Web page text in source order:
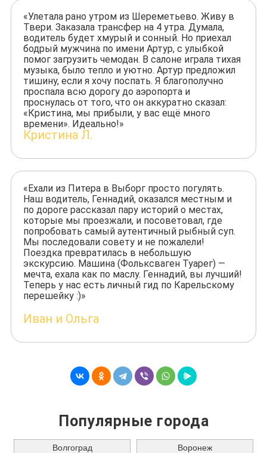
«Улетала рано утром из Шереметьево. Живу в
Твери. Заказала трансфер на 4 утра. Думала,
водитель будет хмурый и сонный. Но приехал
бодрый мужчина по имени Артур, с улыбкой
помог загрузить чемодан. В салоне играла тихая
музыка, было тепло и уютно. Артур предложил
тишину, если я хочу поспать. Я благополучно
проспала всю дорогу до аэропорта и
проснулась от того, что он аккуратно сказал:
«Кристина, мы прибыли, у вас ещё много
времени». Идеально!»
Кристина Л.
«Ехали из Питера в Выборг просто погулять.
Наш водитель, Геннадий, оказался местным и
по дороге рассказал пару историй о местах,
которые мы проезжали, и посоветовал, где
попробовать самый аутентичный рыбный суп.
Мы последовали совету и не пожалели!
Поездка превратилась в небольшую
экскурсию. Машина (Фольксваген Туарег) —
мечта, ехала как по маслу. Геннадий, вы лучший!
Теперь у нас есть личный гид по Карельскому
перешейку :)»
Иван и Ольга
Популярные города
Волгоград Воронеж